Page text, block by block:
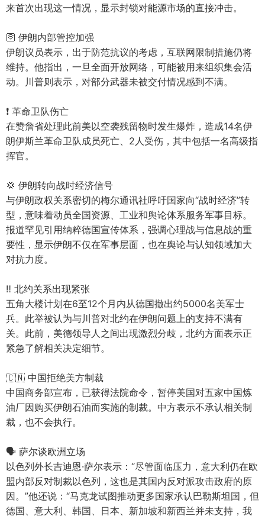
来首次出现这一情况，显示封锁对能源市场的直接冲击。
🛜 伊朗内部管控加强
伊朗议员表示，出于防范抗议的考虑，互联网限制措施仍将
维持。他指出，一旦全面开放网络，可能被用来组织集会活
动。川普则表示，对部分武器未被交付情况感到不满。
❗️ 革命卫队伤亡
在赞詹省处理此前美以空袭残留物时发生爆炸，造成14名伊
朗伊斯兰革命卫队成员死亡、2人受伤，其中包括一名高级指
挥官。
💢 伊朗转向战时经济信号
与伊朗政权关系密切的梅尔通讯社呼吁国家向“战时经济”转
型，意味着动员全国资源、工业和舆论体系服务军事目标。
报道罕见引用纳粹德国宣传体系，强调心理战与信息战的重
要性，显示伊朗不仅在军事层面，也在舆论与认知领域加大
对抗力度。
‼️ 北约关系出现紧张
五角大楼计划在6至12个月内从德国撤出约5000名美军士
兵。此举被认为与川普对北约在伊朗问题上的支持不满有
关。此前，美德领导人之间出现激烈分歧，北约方面表示正
紧急了解相关决定细节。
🇨🇳 中国拒绝美方制裁
中国商务部宣布，已获得法院命令，暂停美国对五家中国炼
油厂因购买伊朗石油而实施的制裁。中方表示不承认相关制
裁，也不会执行。
🗣️ 萨尔谈欧洲立场
以色列外长吉迪恩·萨尔表示：“尽管面临压力，意大利仍在欧
盟内部反对制裁以色列，这也是其国内反对派攻击政府的原
因。”他还说：“马克龙试图推动更多国家承认巴勒斯坦国，但
德国、意大利、韩国、日本、新加坡和新西兰并未支持，我